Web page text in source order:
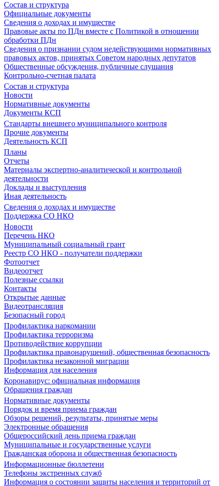
Состав и структура
Официальные документы
Сведения о доходах и имуществе
Правовые акты по ПДн вместе с Политикой в отношении
обработки ПДн
Сведения о признании судом недействующими нормативных
правовых актов, принятых Советом народных депутатов
Общественные обсуждения, публичные слушания
Контрольно-счетная палата
Состав и структура
Новости
Нормативные документы
Документы КСП
Стандарты внешнего муниципального контроля
Прочие документы
Деятельность КСП
Планы
Отчеты
Материалы экспертно-аналитической и контрольной
деятельности
Доклады и выступления
Иная деятельность
Сведения о доходах и имуществе
Поддержка СО НКО
Новости
Перечень НКО
Муниципальный социальный грант
Реестр СО НКО - получатели поддержки
Фотоотчет
Видеоотчет
Полезные ссылки
Контакты
Открытые данные
Видеотрансляция
Безопасный город
Профилактика наркомании
Профилактика терроризма
Противодействие коррупции
Профилактика правонарушений, общественная безопасность
Профилактика незаконной миграции
Информация для населения
Коронавирус: официальная информация
Обращения граждан
Нормативные документы
Порядок и время приема граждан
Обзоры решений, результаты, принятые меры
Электронные обращения
Общероссийский день приема граждан
Муниципальные и государственные услуги
Гражданская оборона и общественная безопасность
Информационные бюллетени
Телефоны экстренных служб
Информация о состоянии защиты населения и территорий от